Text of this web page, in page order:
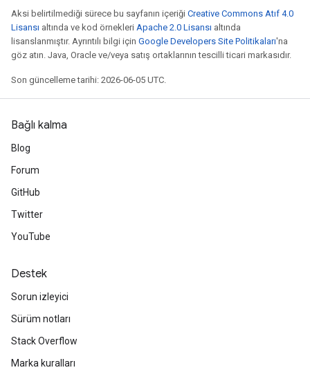
Aksi belirtilmediği sürece bu sayfanın içeriği Creative Commons Atıf 4.0
Lisansı altında ve kod örnekleri Apache 2.0 Lisansı altında
lisanslanmıştır. Ayrıntılı bilgi için Google Developers Site Politikaları'na
göz atın. Java, Oracle ve/veya satış ortaklarının tescilli ticari markasıdır.
Son güncelleme tarihi: 2026-06-05 UTC.
Bağlı kalma
Blog
Forum
GitHub
Twitter
YouTube
Destek
Sorun izleyici
Sürüm notları
Stack Overflow
Marka kuralları